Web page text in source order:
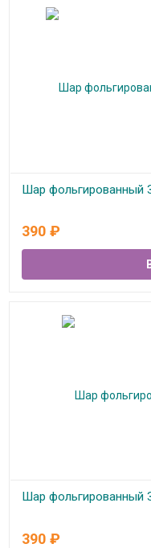
Шар фольгированный
390 ₽
Шар фольгированный
390 ₽